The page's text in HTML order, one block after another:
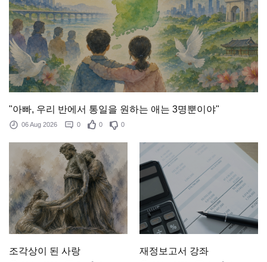
"아빠, 우리 반에서 통일을 원하는 애는 3명뿐이야"
06 Aug 2026 0 0 0
조각상이 된 사랑 재정보고서 강좌